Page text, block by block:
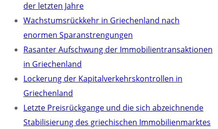
der letzten Jahre
Wachstumsrückkehr in Griechenland nach
enormen Sparanstrengungen
Rasanter Aufschwung der Immobilientransaktionen
in Griechenland
Lockerung der Kapitalverkehrskontrollen in
Griechenland
Letzte Preisrückgange und die sich abzeichnende
Stabilisierung des griechischen Immobilienmarktes